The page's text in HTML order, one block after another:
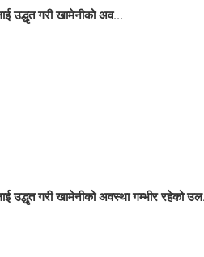
उद्धृत गरी खामेनीको अव...
उद्धृत गरी खामेनीको अवस्था गम्भीर रहेको